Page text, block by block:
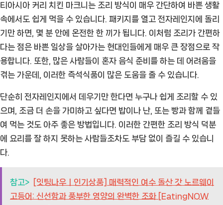
티아시아 커리 치킨 마크니는 조리 방식이 매우 간단하여 바쁜 생활
속에서도 쉽게 먹을 수 있습니다. 패키지를 열고 전자레인지에 돌리
기만 하면, 몇 분 안에 온전한 한 끼가 됩니다. 이처럼 조리가 간편하
다는 점은 바쁜 일상을 살아가는 현대인들에게 매우 큰 장점으로 작
용합니다. 또한, 많은 사람들이 혼자 음식 준비를 하는 데 어려움을
겪는 가운데, 이러한 즉석식품이 많은 도움을 줄 수 있습니다.
단순히 전자레인지에서 데우기만 한다면 누구나 쉽게 조리할 수 있
으며, 조금 더 손을 가미하고 싶다면 밥이나 난, 또는 빵과 함께 곁들
여 먹는 것도 아주 좋은 방법입니다. 이러한 간편한 조리 방식 덕분
에 요리를 잘 하지 못하는 사람들조차도 부담 없이 즐길 수 있습니
다.
참고> [잇팅나우ㅣ인기상품] 매력적인 여수 돌산 갓 노르웨이
고등어: 신선함과 풍부한 영양의 완벽한 조화 [EatingNOW